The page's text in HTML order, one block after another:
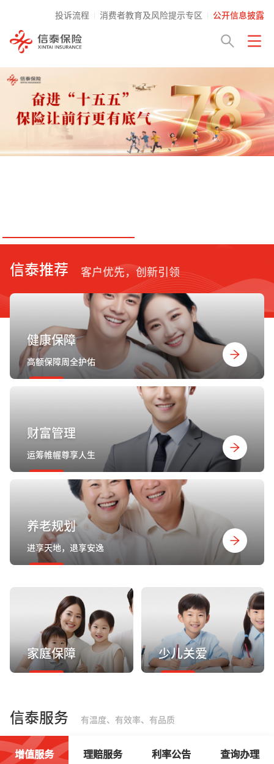
投诉流程 消费者教育及风险提示专区 公开信息披露
信泰推荐 客户优先，创新引领
健康保障
高额保障周全护佑
财富管理
运筹帷幄尊享人生
养老规划
进享天地，退享安逸
家庭保障 少儿关爱
信泰服务 有温度、有效率、有品质
增值服务 理赔服务 利率公告 查询办理